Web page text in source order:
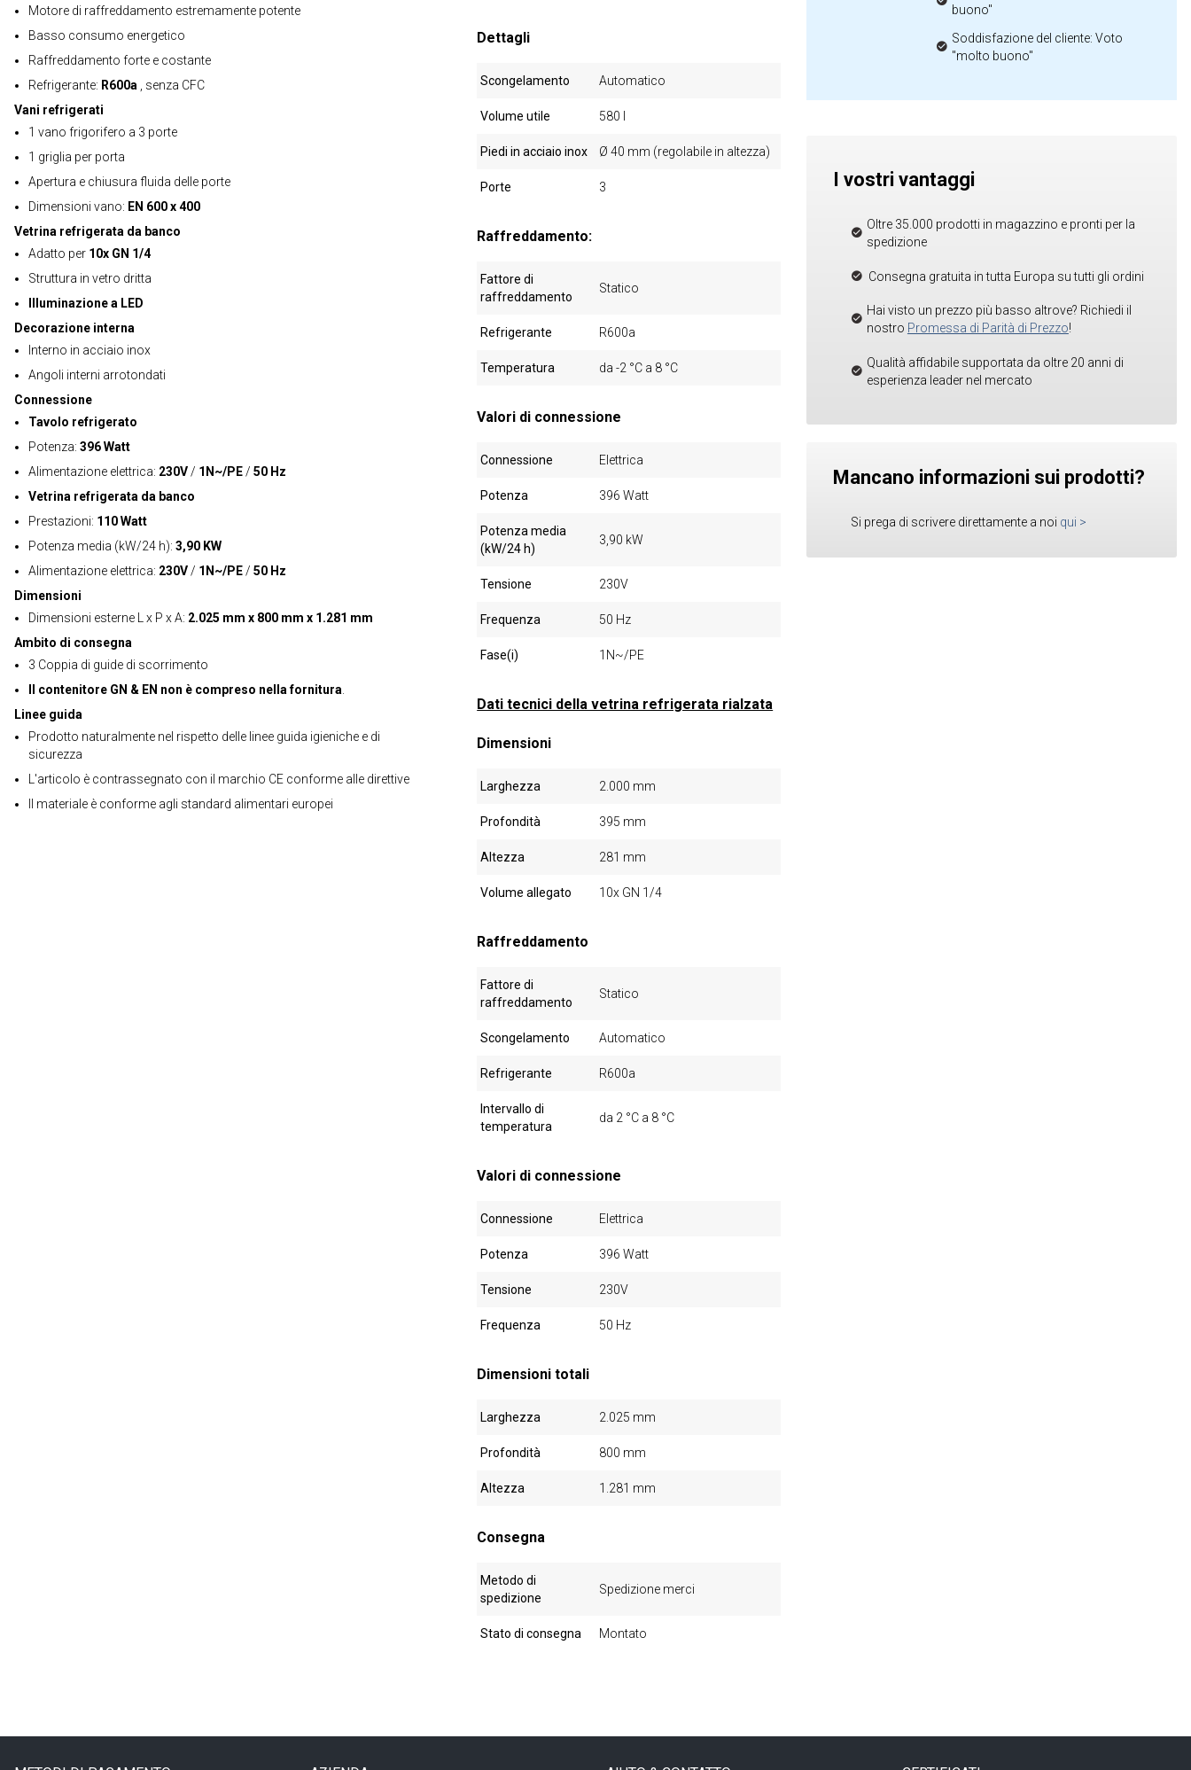
Motore di raffreddamento estremamente potente
Basso consumo energetico
Raffreddamento forte e costante
Refrigerante: R600a , senza CFC
Vani refrigerati
1 vano frigorifero a 3 porte
1 griglia per porta
Apertura e chiusura fluida delle porte
Dimensioni vano: EN 600 x 400
Vetrina refrigerata da banco
Adatto per 10x GN 1/4
Struttura in vetro dritta
Illuminazione a LED
Decorazione interna
Interno in acciaio inox
Angoli interni arrotondati
Connessione
Tavolo refrigerato
Potenza: 396 Watt
Alimentazione elettrica: 230V / 1N~/PE / 50 Hz
Vetrina refrigerata da banco
Prestazioni: 110 Watt
Potenza media (kW/24 h): 3,90 KW
Alimentazione elettrica: 230V / 1N~/PE / 50 Hz
Dimensioni
Dimensioni esterne L x P x A: 2.025 mm x 800 mm x 1.281 mm
Ambito di consegna
3 Coppia di guide di scorrimento
Il contenitore GN & EN non è compreso nella fornitura
Linee guida
Prodotto naturalmente nel rispetto delle linee guida igieniche e di
sicurezza
L'articolo è contrassegnato con il marchio CE conforme alle direttive
Il materiale è conforme agli standard alimentari europei
Dettagli
Scongelamento Automatico
Volume utile 580 l
Piedi in acciaio inox Ø 40 mm (regolabile in altezza)
Porte 3
Raffreddamento:
Fattore di
raffreddamento
Statico
Refrigerante R600a
Temperatura da -2 °C a 8 °C
Valori di connessione
Connessione Elettrica
Potenza 396 Watt
Potenza media
(kW/24 h)
3,90 kW
Tensione 230V
Frequenza 50 Hz
Fase(i) 1N~/PE
Dati tecnici della vetrina refrigerata rialzata
Dimensioni
Larghezza 2.000 mm
Profondità 395 mm
Altezza 281 mm
Volume allegato 10x GN 1/4
Raffreddamento
Fattore di
raffreddamento
Statico
Scongelamento Automatico
Refrigerante R600a
Intervallo di
temperatura
da 2 °C a 8 °C
Valori di connessione
Connessione Elettrica
Potenza 396 Watt
Tensione 230V
Frequenza 50 Hz
Dimensioni totali
Larghezza 2.025 mm
Profondità 800 mm
Altezza 1.281 mm
Consegna
Metodo di
spedizione
Spedizione merci
Stato di consegna Montato
buono"
Soddisfazione del cliente: Voto
"molto buono"
I vostri vantaggi
Oltre 35.000 prodotti in magazzino e pronti per la
spedizione
Consegna gratuita in tutta Europa su tutti gli ordini
Hai visto un prezzo più basso altrove? Richiedi il
nostro Promessa di Parità di Prezzo!
Qualità affidabile supportata da oltre 20 anni di
esperienza leader nel mercato
Mancano informazioni sui prodotti?
Si prega di scrivere direttamente a noi qui >